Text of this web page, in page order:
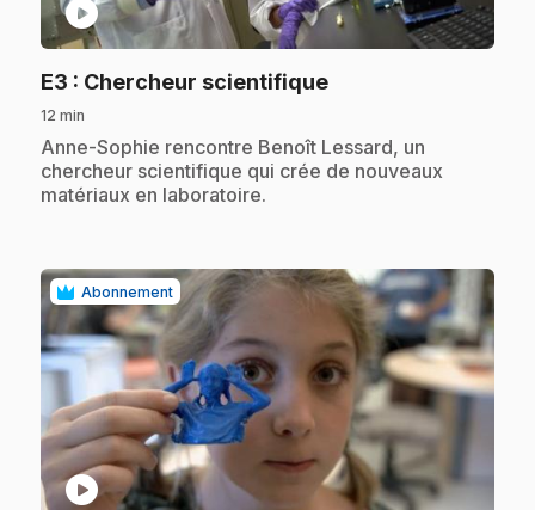
play_circle
E3 : Chercheur scientifique.
12 min
.Anne-Sophie rencontre Benoît Lessard, un
chercheur scientifique qui crée de nouveaux
matériaux en laboratoire.
Abonnement
play_circle